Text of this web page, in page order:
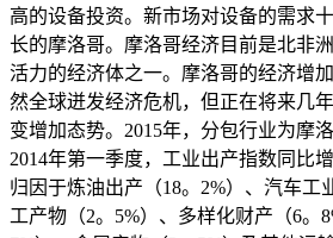
高的设备投资。新市场对设备的需求
长的摩洛哥。摩洛哥经济目前是北非
活力的经济体之一。摩洛哥的经济增
然全球迸发经济危机，但正在将来几
变增加态势。2015年，分包行业为摩洛
2014年第一季度，工业出产指数同比
归因于炼油出产（18。2%）、汽车工
工产物（2。5%）、多样化财产（6。